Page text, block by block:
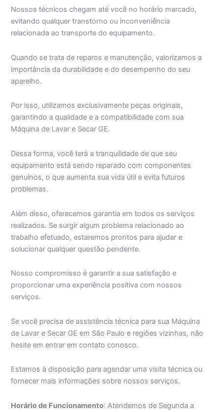
Nossos técnicos chegam até você no horário marcado,
evitando qualquer transtorno ou inconveniência
relacionada ao transporte do equipamento.
Quando se trata de reparos e manutenção, valorizamos a
importância da durabilidade e do desempenho do seu
aparelho.
Por isso, utilizamos exclusivamente peças originais,
garantindo a qualidade e a compatibilidade com sua
Máquina de Lavar e Secar GE.
Dessa forma, você terá a tranquilidade de que seu
equipamento está sendo reparado com componentes
genuínos, o que aumenta sua vida útil e evita futuros
problemas.
Além disso, oferecemos garantia em todos os serviços
realizados. Se surgir algum problema relacionado ao
trabalho efetuado, estaremos prontos para ajudar e
solucionar qualquer questão pendente.
Nosso compromisso é garantir a sua satisfação e
proporcionar uma experiência positiva com nossos
serviços.
Se você precisa de assistência técnica para sua Máquina
de Lavar e Secar GE em São Paulo e regiões vizinhas, não
hesite em entrar em contato conosco.
Estamos à disposição para agendar uma visita técnica ou
fornecer mais informações sobre nossos serviços.
Horário de Funcionamento: Atendemos de Segunda a